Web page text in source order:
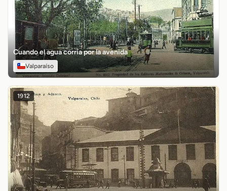
Cuando el agua corría por la avenida
Valparaíso
1912